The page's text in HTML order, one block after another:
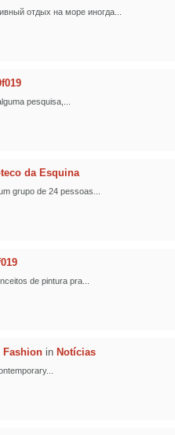
отдых на море иногда...
pesquisa,...
da Esquina
grupo de 24 pessoas...
de pintura pra...
Fashion in Notícias